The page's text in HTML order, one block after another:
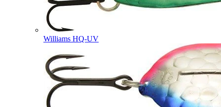
Williams HQ-UV